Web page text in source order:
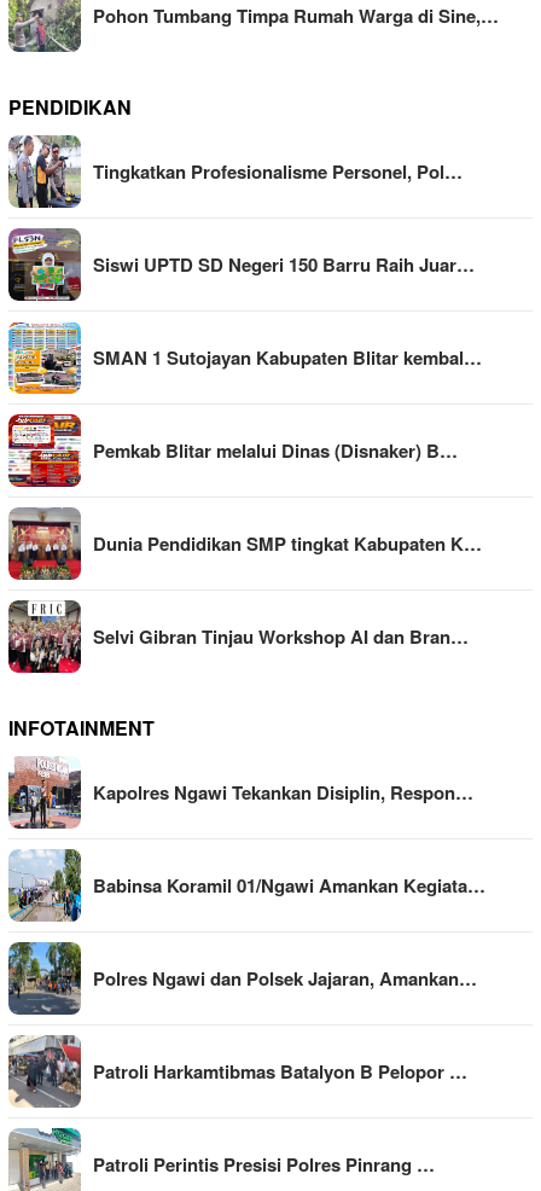
Pohon Tumbang Timpa Rumah Warga di Sine,…
PENDIDIKAN
Tingkatkan Profesionalisme Personel, Pol…
Siswi UPTD SD Negeri 150 Barru Raih Juar…
SMAN 1 Sutojayan Kabupaten Blitar kembal…
Pemkab Blitar melalui Dinas (Disnaker) B…
Dunia Pendidikan SMP tingkat Kabupaten K…
Selvi Gibran Tinjau Workshop AI dan Bran…
INFOTAINMENT
Kapolres Ngawi Tekankan Disiplin, Respon…
Babinsa Koramil 01/Ngawi Amankan Kegiata…
Polres Ngawi dan Polsek Jajaran, Amankan…
Patroli Harkamtibmas Batalyon B Pelopor …
Patroli Perintis Presisi Polres Pinrang …